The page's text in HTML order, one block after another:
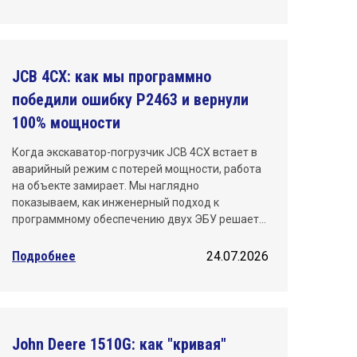
Тюмень
Уфа
Хабаровск
Челябинск
Ярославль
JCB 4CX: как мы программно
победили ошибку P2463 и вернули
100% мощности
Когда экскаватор-погрузчик JCB 4CX встает в
аварийный режим с потерей мощности, работа
на объекте замирает. Мы наглядно
показываем, как инженерный подход к
программному обеспечению двух ЭБУ решает…
Подробнее 24.07.2026
John Deere 1510G: как "кривая"